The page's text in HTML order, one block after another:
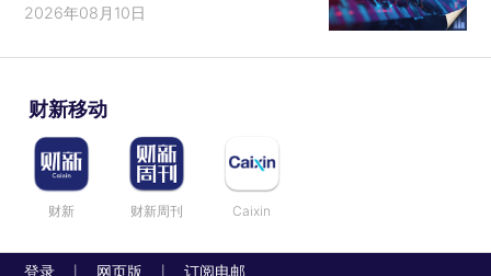
2026年08月10日
财新移动
财新 财新周刊 Caixin
登录 网页版 订阅电邮